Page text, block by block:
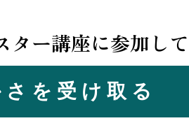
ター講座に参加し
を受け取る